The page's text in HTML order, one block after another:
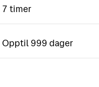
7 timer
Opptil 999 dager